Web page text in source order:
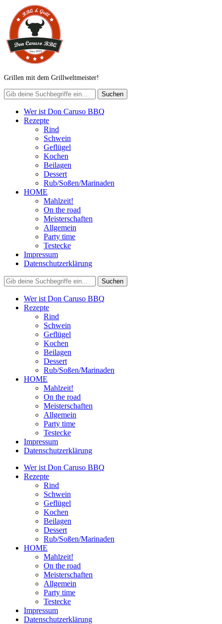
Grillen mit dem Grillweltmeister!
Wer ist Don Caruso BBQ
Rezepte
Rind
Schwein
Geflügel
Kochen
Beilagen
Dessert
Rub/Soßen/Marinaden
HOME
Mahlzeit!
On the road
Meisterschaften
Allgemein
Party time
Testecke
Impressum
Datenschutzerklärung
Wer ist Don Caruso BBQ
Rezepte
Rind
Schwein
Geflügel
Kochen
Beilagen
Dessert
Rub/Soßen/Marinaden
HOME
Mahlzeit!
On the road
Meisterschaften
Allgemein
Party time
Testecke
Impressum
Datenschutzerklärung
Wer ist Don Caruso BBQ
Rezepte
Rind
Schwein
Geflügel
Kochen
Beilagen
Dessert
Rub/Soßen/Marinaden
HOME
Mahlzeit!
On the road
Meisterschaften
Allgemein
Party time
Testecke
Impressum
Datenschutzerklärung